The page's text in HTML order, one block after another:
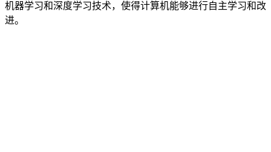
机器学习和深度学习技术，使得计算机能够进行自主学习和改
进。